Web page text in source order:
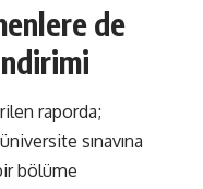
de
raporda;
sınavına
bölüme